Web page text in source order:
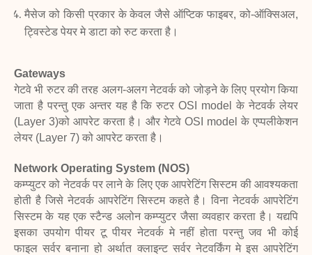
मैसेज को किसी प्रकार के केवल जैसे ऑप्टिक फाइबर, को-ऑक्सिअल,
ट्विस्टेड पेयर मे डाटा को रुट करता है।
Gateways
गेटवे भी रुटर की तरह अलग-अलग नेटवर्क को जोड़ने के लिए प्रयोग किया
जाता है परन्तु एक अन्तर यह है कि रुटर OSI model के नेटवर्क लेयर
(Layer 3)को आपरेट करता है। और गेटवे OSI model के एप्पलीकेशन
लेयर (Layer 7) को आपरेट करता है।
Network Operating System (NOS)
कम्प्युटर को नेटवर्क पर लाने के लिए एक आपरेटिंग सिस्टम की आवश्यकता
होती है जिसे नेटवर्क आपरेटिंग सिस्टम कहते है। विना नेटवर्क आपरेटिंग
सिस्टम के यह एक स्टैन्ड अलोन कम्प्युटर जैसा व्यवहार करता है। यद्यपि
इसका उपयोग पीयर टू पीयर नेटवर्क मे नहीं होता परन्तु जव भी कोई
फाइलसर्वर बनाना हो अर्थात क्लाइन्ट सर्वर नेटवर्किंग मे इस आपरेटिंग